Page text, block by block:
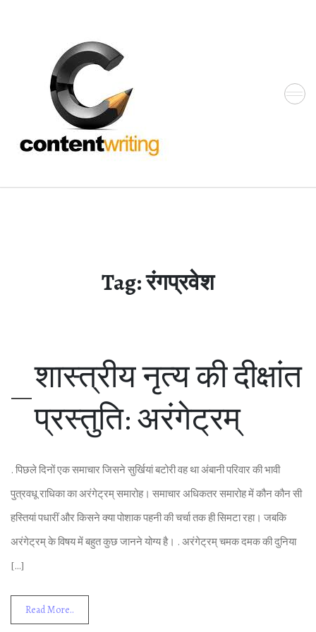
Tag:रंगप्रवेश
शास्‍त्रीय नृत्‍य की दीक्षांत
प्रस्‍तुत‍ि: अरंगेट्रम्
. प‍िछले द‍िनों एक समाचार ज‍िसने सुर्ख‍ियां बटोरी वह था अंबानी पर‍िवार की भावी
पुत्रवधू राध‍िका का अरंगेट्रम् समारोह। समाचार अध‍िकतर समारोह में कौन कौन सी
हस्‍त‍ियां पधारीं और क‍िसने क्‍या पोशाक पहनी की चर्चा तक ही स‍िमटा रहा। जबक‍ि
अरंगेट्रम् के व‍िषय में बहुत कुछ जानने योग्य है। . अरंगेट्रम् चमक दमक की दुन‍िया
[…]
Read More..